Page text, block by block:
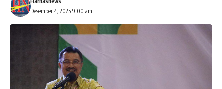
Desember 4, 2025 9:00 am